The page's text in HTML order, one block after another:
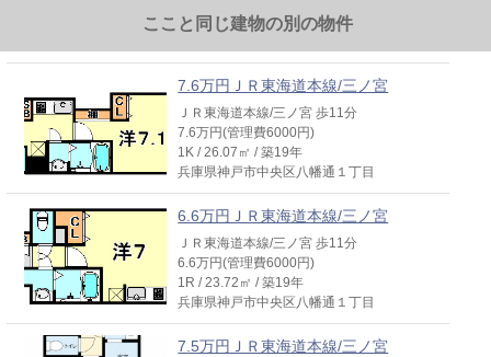
ここと同じ建物の別の物件
7.6万円ＪＲ東海道本線/三ノ宮
ＪＲ東海道本線/三ノ宮 歩11分
7.6万円(管理費6000円)
1K / 26.07㎡ / 築19年
兵庫県神戸市中央区八幡通１丁目
6.6万円ＪＲ東海道本線/三ノ宮
ＪＲ東海道本線/三ノ宮 歩11分
6.6万円(管理費6000円)
1R / 23.72㎡ / 築19年
兵庫県神戸市中央区八幡通１丁目
7.5万円ＪＲ東海道本線/三ノ宮